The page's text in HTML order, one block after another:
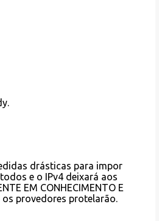
drásticas para impor
e o IPv4 deixará aos
EM CONHECIMENTO E
os provedores protelarão.